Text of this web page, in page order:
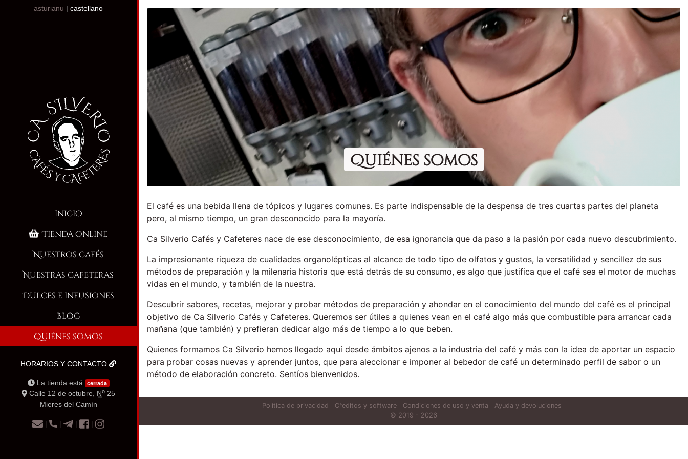
asturianu |castellano
Inicio
Tienda online
Nuestros cafés
Nuestras cafeteras
Dulces e infusiones
Blog
Quiénes somos
HORARIOS Y CONTACTO
La tienda está cerrada
Calle 12 de octubre, No 25
Mieres del Camín
| | |
Quiénes somos
El café es una bebida llena de tópicos y lugares comunes. Es parte indispensable de la despensa de tres cuartas partes del planeta
pero, al mismo tiempo, un gran desconocido para la mayoría.
Ca Silverio Cafés y Cafeteres nace de ese desconocimiento, de esa ignorancia que da paso a la pasión por cada nuevo descubrimiento.
La impresionante riqueza de cualidades organolépticas al alcance de todo tipo de olfatos y gustos, la versatilidad y sencillez de sus
métodos de preparación y la milenaria historia que está detrás de su consumo, es algo que justifica que el café sea el motor de muchas
vidas en el mundo, y también de la nuestra.
Descubrir sabores, recetas, mejorar y probar métodos de preparación y ahondar en el conocimiento del mundo del café es el principal
objetivo de Ca Silverio Cafés y Cafeteres. Queremos ser útiles a quienes vean en el café algo más que combustible para arrancar cada
mañana (que también) y prefieran dedicar algo más de tiempo a lo que beben.
Quienes formamos Ca Silverio hemos llegado aquí desde ámbitos ajenos a la industria del café y más con la idea de aportar un espacio
para probar cosas nuevas y aprender juntos, que para aleccionar e imponer al bebedor de café un determinado perfil de sabor o un
método de elaboración concreto. Sentíos bienvenidos.
Política de privacidad Cŕeditos y software Condiciones de uso y venta
Ayuda y devoluciones
© 2019 - 2026